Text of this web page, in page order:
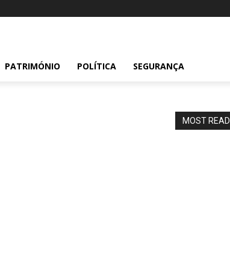
PATRIMÓNIO POLÍTICA SEGURANÇA
MOST READ